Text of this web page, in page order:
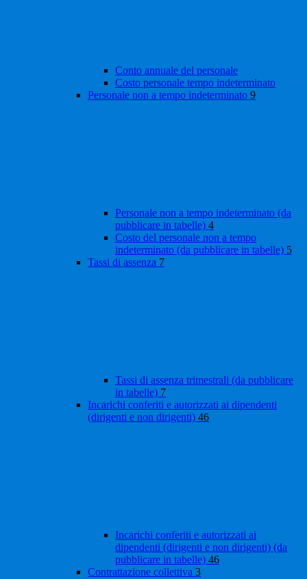
Conto annuale del personale
Costo personale tempo indeterminato
Personale non a tempo indeterminato 9
Personale non a tempo indeterminato (da
pubblicare in tabelle) 4
Costo del personale non a tempo
indeterminato (da pubblicare in tabelle) 5
Tassi di assenza 7
Tassi di assenza trimestrali (da pubblicare
in tabelle) 7
Incarichi conferiti e autorizzati ai dipendenti
(dirigenti e non dirigenti) 46
Incarichi conferiti e autorizzati ai
dipendenti (dirigenti e non dirigenti) (da
pubblicare in tabelle) 46
Contrattazione collettiva 3